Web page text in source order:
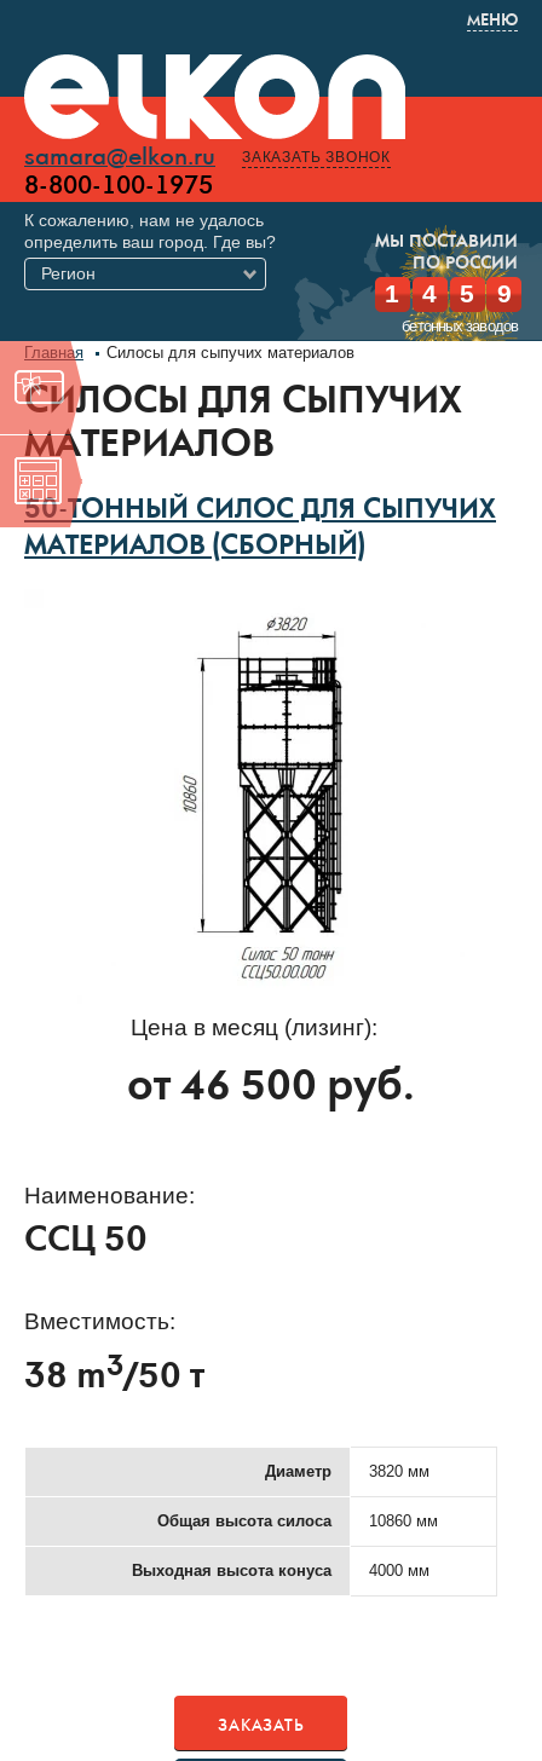
МЕНЮ
samara@elkon.ru
8-800-100-1975
ЗАКАЗАТЬ ЗВОНОК
МЫ ПОСТАВИЛИ
ПО РОССИИ
1 4 5 9
бетонных заводов
К сожалению, нам не удалось
определить ваш город. Где вы?
Регион
Главная Силосы для сыпучих материалов
СИЛОСЫ ДЛЯ СЫПУЧИХ
МАТЕРИАЛОВ
50-ТОННЫЙ СИЛОС ДЛЯ СЫПУЧИХ
МАТЕРИАЛОВ (СБОРНЫЙ)
Цена в месяц (лизинг):
от 46 500 руб.
Наименование:
ССЦ 50
Вместимость:
38 m3/50 т
Диаметр 3820 мм
Общая высота силоса 10860 мм
Выходная высота конуса 4000 мм
ЗАКАЗАТЬ